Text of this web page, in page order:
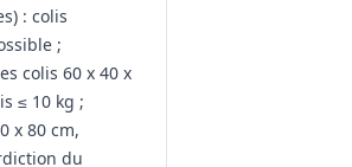
: colis
;
colis 60 x 40 x
≤ 10 kg ;
x 80 cm,
du